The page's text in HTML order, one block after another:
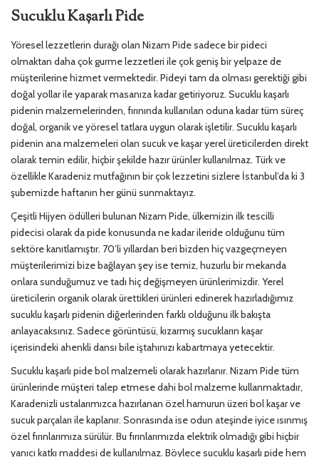
Sucuklu Kaşarlı Pide
Yöresel lezzetlerin durağı olan Nizam Pide sadece bir pideci
olmaktan daha çok gurme lezzetleri ile çok geniş bir yelpaze de
müşterilerine hizmet vermektedir. Pideyi tam da olması gerektiği gibi
doğal yollar ile yaparak masanıza kadar getiriyoruz. Sucuklu kaşarlı
pidenin malzemelerinden, fırınında kullanılan oduna kadar tüm süreç
doğal, organik ve yöresel tatlara uygun olarak işletilir. Sucuklu kaşarlı
pidenin ana malzemeleri olan sucuk ve kaşar yerel üreticilerden direkt
olarak temin edilir, hiçbir şekilde hazır ürünler kullanılmaz. Türk ve
özellikle Karadeniz mutfağının bir çok lezzetini sizlere İstanbul’da ki 3
şubemizde haftanın her günü sunmaktayız.
Çeşitli Hijyen ödülleri bulunan Nizam Pide, ülkemizin ilk tescilli
pidecisi olarak da pide konusunda ne kadar ileride olduğunu tüm
sektöre kanıtlamıştır. 70’li yıllardan beri bizden hiç vazgeçmeyen
müşterilerimizi bize bağlayan şey ise temiz, huzurlu bir mekanda
onlara sunduğumuz ve tadı hiç değişmeyen ürünlerimizdir. Yerel
üreticilerin organik olarak ürettikleri ürünleri edinerek hazırladığımız
sucuklu kaşarlı pidenin diğerlerinden farklı olduğunu ilk bakışta
anlayacaksınız. Sadece görüntüsü, kızarmış sucukların kaşar
içerisindeki ahenkli dansı bile iştahınızı kabartmaya yetecektir.
Sucuklu kaşarlı pide bol malzemeli olarak hazırlanır. Nizam Pide tüm
ürünlerinde müşteri talep etmese dahi bol malzeme kullanmaktadır,
Karadenizli ustalarımızca hazırlanan özel hamurun üzeri bol kaşar ve
sucuk parçaları ile kaplanır. Sonrasında ise odun ateşinde iyice ısınmış
özel fırınlarımıza sürülür. Bu fırınlarımızda elektrik olmadığı gibi hiçbir
yanıcı katkı maddesi de kullanılmaz. Böylece sucuklu kaşarlı pide hem